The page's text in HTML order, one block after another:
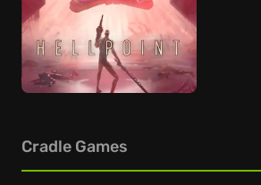
Cradle Games